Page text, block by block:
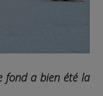
fond a bien été la